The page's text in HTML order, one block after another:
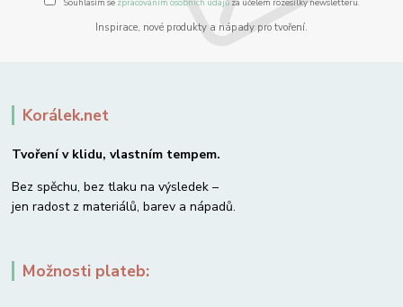
Souhlasím se zpracováním osobních údajůza účelem rozesílky newsletteru.
Inspirace, nové produkty a nápady pro tvoření.
Korálek.net
Tvoření v klidu, vlastním tempem.
Bez spěchu, bez tlaku na výsledek –
jen radost z materiálů, barev a nápadů.
Možnosti plateb: